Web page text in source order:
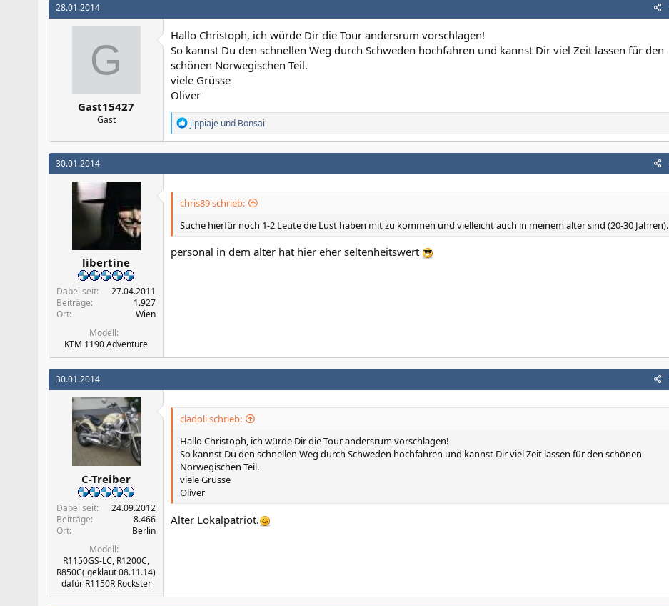
28.01.2014
G
Gast15427
Gast
Hallo Christoph, ich würde Dir die Tour andersrum vorschlagen!
So kannst Du den schnellen Weg durch Schweden hochfahren und kannst Dir viel Zeit lassen für den
schönen Norwegischen Teil.
viele Grüsse
Oliver
R
e
a
k
n
n
jippiaje und Bonsai
30.01.2014
libertine
Dabei seit
27.04.2011
Beiträge
1.927
Ort
Wien
Modell
KTM 1190 Adventure
chris89 schrieb:
Suche hierfür noch 1-2 Leute die Lust haben mit zu kommen und vielleicht auch in meinem alter sind (20-30 Jahren).
personal in dem alter hat hier eher seltenheitswert
30.01.2014
C-Treiber
Dabei seit
24.09.2012
Beiträge
8.466
Ort
Berlin
Modell
R1150GS-LC, R1200C,
R850C( geklaut 08.11.14)
dafür R1150R Rockster
cladoli schrieb:
Hallo Christoph, ich würde Dir die Tour andersrum vorschlagen!
So kannst Du den schnellen Weg durch Schweden hochfahren und kannst Dir viel Zeit lassen für den schönen
Norwegischen Teil.
viele Grüsse
Oliver
Alter Lokalpatriot.